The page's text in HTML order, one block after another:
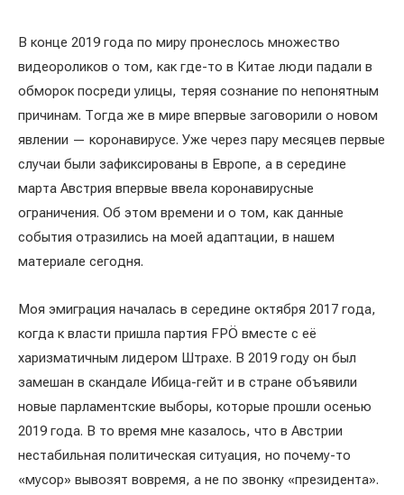
В конце 2019 года по миру пронеслось множество
видеороликов о том, как где-то в Китае люди падали в
обморок посреди улицы, теряя сознание по непонятным
причинам. Тогда же в мире впервые заговорили о новом
явлении — коронавирусе. Уже через пару месяцев первые
случаи были зафиксированы в Европе, а в середине
марта Австрия впервые ввела коронавирусные
ограничения. Об этом времени и о том, как данные
события отразились на моей адаптации, в нашем
материале сегодня.
Моя эмиграция началась в середине октября 2017 года,
когда к власти пришла партия FPÖ вместе с её
харизматичным лидером Штрахе. В 2019 году он был
замешан в скандале Ибица-гейт и в стране объявили
новые парламентские выборы, которые прошли осенью
2019 года. В то время мне казалось, что в Австрии
нестабильная политическая ситуация, но почему-то
«мусор» вывозят вовремя, а не по звонку «президента».